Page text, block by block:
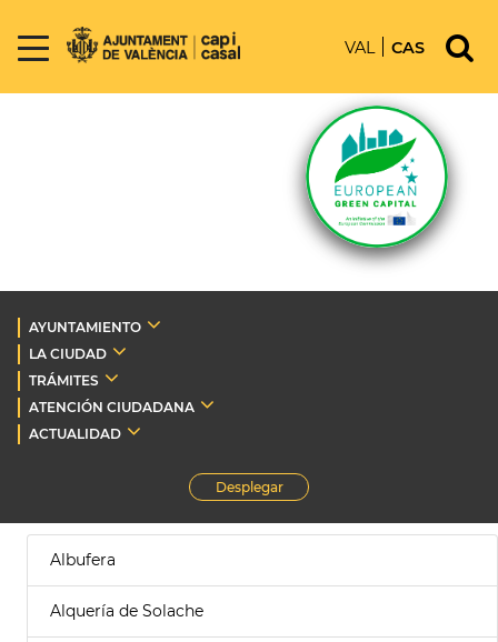
VAL CAS
AYUNTAMIENTO
LA CIUDAD
TRÁMITES
ATENCIÓN CIUDADANA
ACTUALIDAD
Desplegar
Albufera
Alquería de Solache